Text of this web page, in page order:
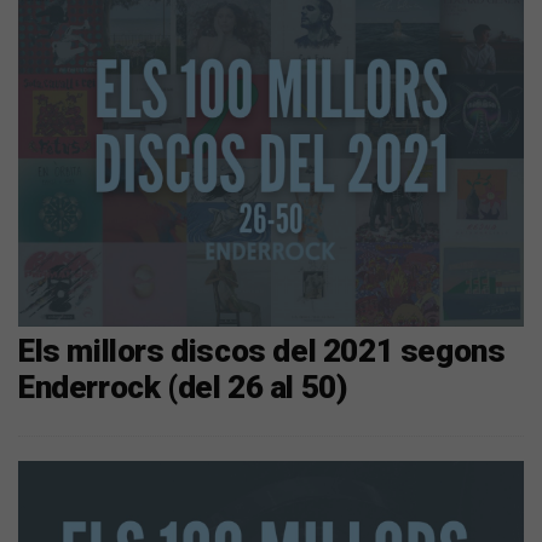
Els millors discos del 2021 segons
Enderrock (del 26 al 50)